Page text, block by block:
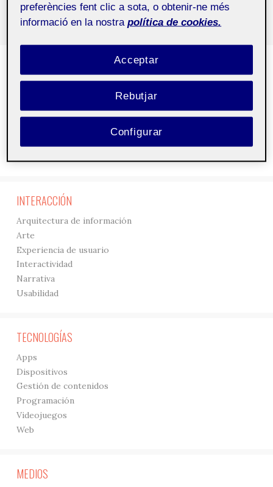
3D
Gráficos
INTERACCIÓN
Arquitectura de información
Arte
Experiencia de usuario
Interactividad
Narrativa
Usabilidad
TECNOLOGÍAS
Apps
Dispositivos
Gestión de contenidos
Programación
Videojuegos
Web
MEDIOS
preferències fent clic a sota, o obtenir-ne més
informació en la nostra política de cookies.
Rebutjar
Acceptar
Configurar